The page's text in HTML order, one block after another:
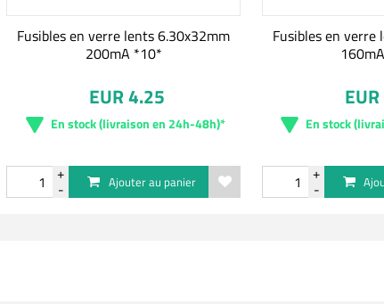
Fusibles en verre lents 6.30x32mm
200mA *10*
EUR 4.25
En stock (livraison en 24h-48h)*
Ajouter au panier
Fusibles en verre
En stock